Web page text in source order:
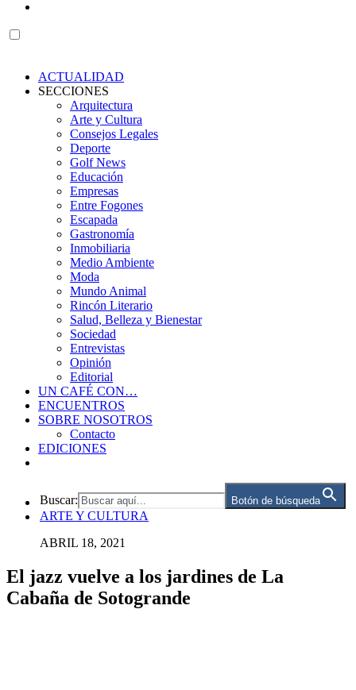
ACTUALIDAD
SECCIONES
Arquitectura
Arte y Cultura
Consejos Legales
Deporte
Golf News
Educación
Empresas
Entre Fogones
Escapada
Gastronomía
Inmobiliaria
Medio Ambiente
Moda
Mundo Animal
Rincón Literario
Salud, Belleza y Bienestar
Sociedad
Entrevistas
Opinión
Editorial
UN CAFÉ CON…
ENCUENTROS
SOBRE NOSOTROS
Contacto
EDICIONES
Buscar: Botón de búsqueda
ARTE Y CULTURA
ABRIL 18, 2021
El jazz vuelve a los jardines de La
Cabaña de Sotogrande